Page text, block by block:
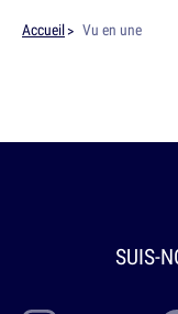
Accueil Vu en une
SUIS-